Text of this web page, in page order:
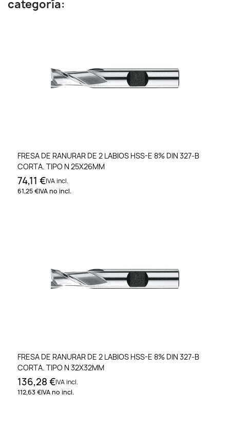
categoría:
FRESA DE RANURAR DE 2 LABIOS HSS-E 8% DIN 327-B
CORTA. TIPO N 25X26MM
74,11 €IVA incl.
61,25 €IVA no incl.
FRESA DE RANURAR DE 2 LABIOS HSS-E 8% DIN 327-B
CORTA. TIPO N 32X32MM
136,28 €IVA incl.
112,63 €IVA no incl.